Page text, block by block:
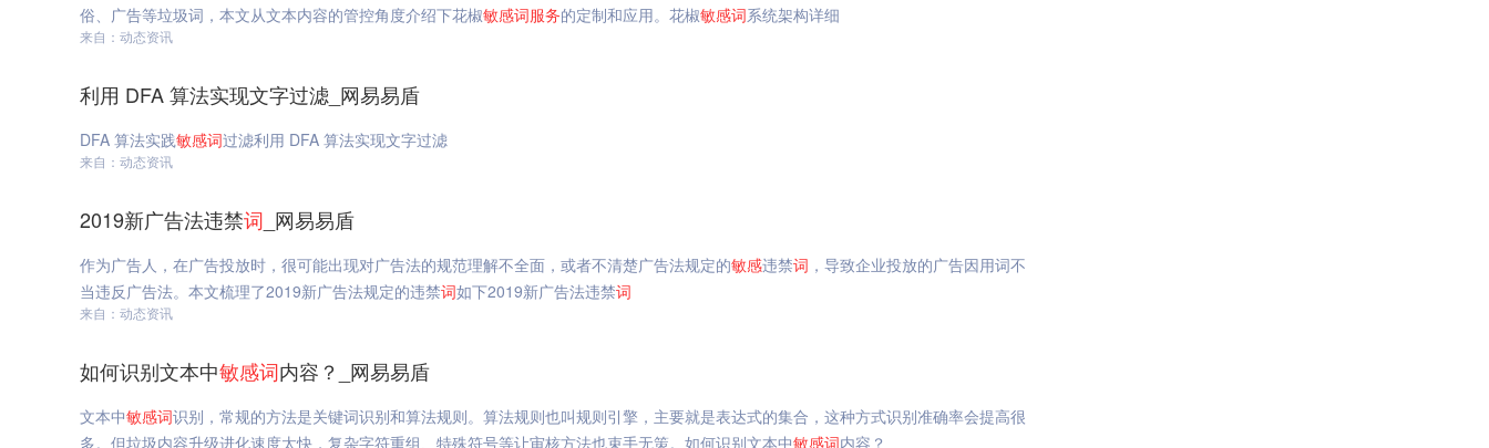
俗、广告等垃圾词，本文从文本内容的管控角度介绍下花椒敏感词服务的定制和应用。花椒敏感词系统架构详细
来自：动态资讯
利用 DFA 算法实现文字过滤_网易易盾
DFA 算法实践敏感词过滤利用 DFA 算法实现文字过滤
来自：动态资讯
2019新广告法违禁词 _网易易盾
作为广告人，在广告投放时，很可能出现对广告法的规范理解不全面，或者不清楚广告法规定的敏感违禁词 ，导致企业投放的广告因用词不
当违反广告法。本文梳理了2019新广告法规定的违禁词如下2019新广告法违禁词
来自：动态资讯
如何识别文本中敏感词内容？_网易易盾
文本中敏感词识别，常规的方法是关键词识别和算法规则。算法规则也叫规则引擎，主要就是表达式的集合，这种方式识别准确率会提高很
多。但垃圾内容升级进化速度太快，复杂字符重组、特殊符号等让审核方法也束手无策。如何识别文本中敏感词内容？